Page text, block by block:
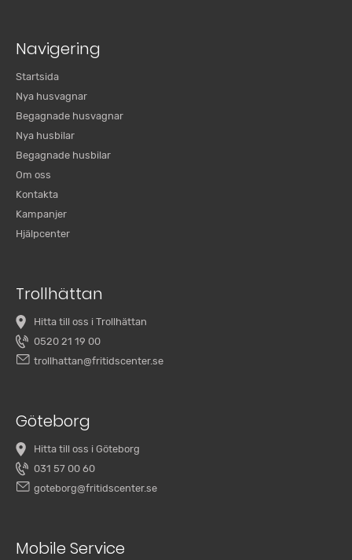
Navigering
Startsida
Nya husvagnar
Begagnade husvagnar
Nya husbilar
Begagnade husbilar
Om oss
Kontakta
Kampanjer
Hjälpcenter
Trollhättan
Hitta till oss i Trollhättan
0520 21 19 00
trollhattan@fritidscenter.se
Göteborg
Hitta till oss i Göteborg
031 57 00 60
goteborg@fritidscenter.se
Mobile Service